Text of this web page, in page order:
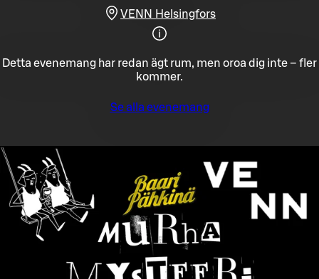
VENN Helsingfors
Detta evenemang har redan ägt rum, men oroa dig inte – fler
kommer.
Se alla evenemang